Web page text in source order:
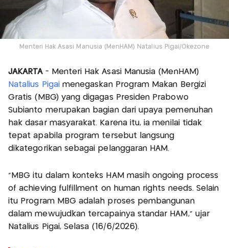
Menteri Hak Asasi Manusia (MenHAM) Natalius Pigai/Okezone
JAKARTA- Menteri Hak Asasi Manusia (MenHAM)
Natalius Pigai menegaskan Program Makan Bergizi
Gratis (MBG) yang digagas Presiden Prabowo
Subianto merupakan bagian dari upaya pemenuhan
hak dasar masyarakat. Karena itu, ia menilai tidak
tepat apabila program tersebut langsung
dikategorikan sebagai pelanggaran HAM.
"MBG itu dalam konteks HAM masih ongoing process
of achieving fulfillment on human rights needs. Selain
itu Program MBG adalah proses pembangunan
dalam mewujudkan tercapainya standar HAM," ujar
Natalius Pigai, Selasa (16/6/2026).